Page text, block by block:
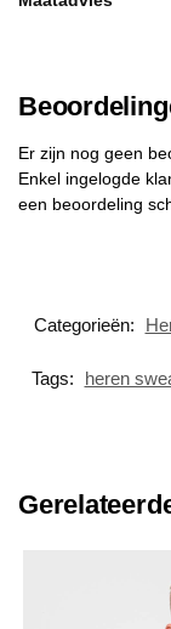
Er zijn nog geen
Enkel ingelogde
een beoordeling
Categorieën:
Tags:
heren